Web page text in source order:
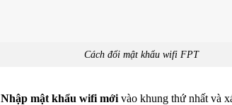
Cách đổi mật khẩu wifi FPT
Nhập mật khẩu wifi mới vào khung thứ nhất và